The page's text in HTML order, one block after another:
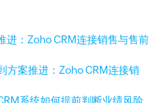
方案推进：Zoho CRM连接销